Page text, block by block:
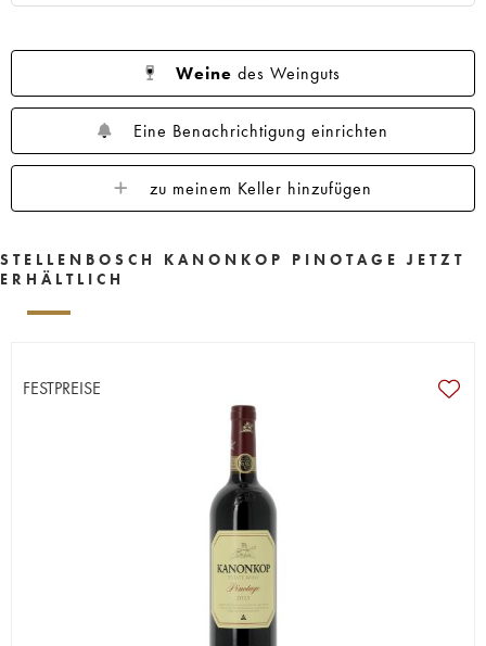
Weine des Weinguts
Eine Benachrichtigung einrichten
zu meinem Keller hinzufügen
STELLENBOSCH KANONKOP PINOTAGE JETZT
ERHÄLTLICH
FESTPREISE